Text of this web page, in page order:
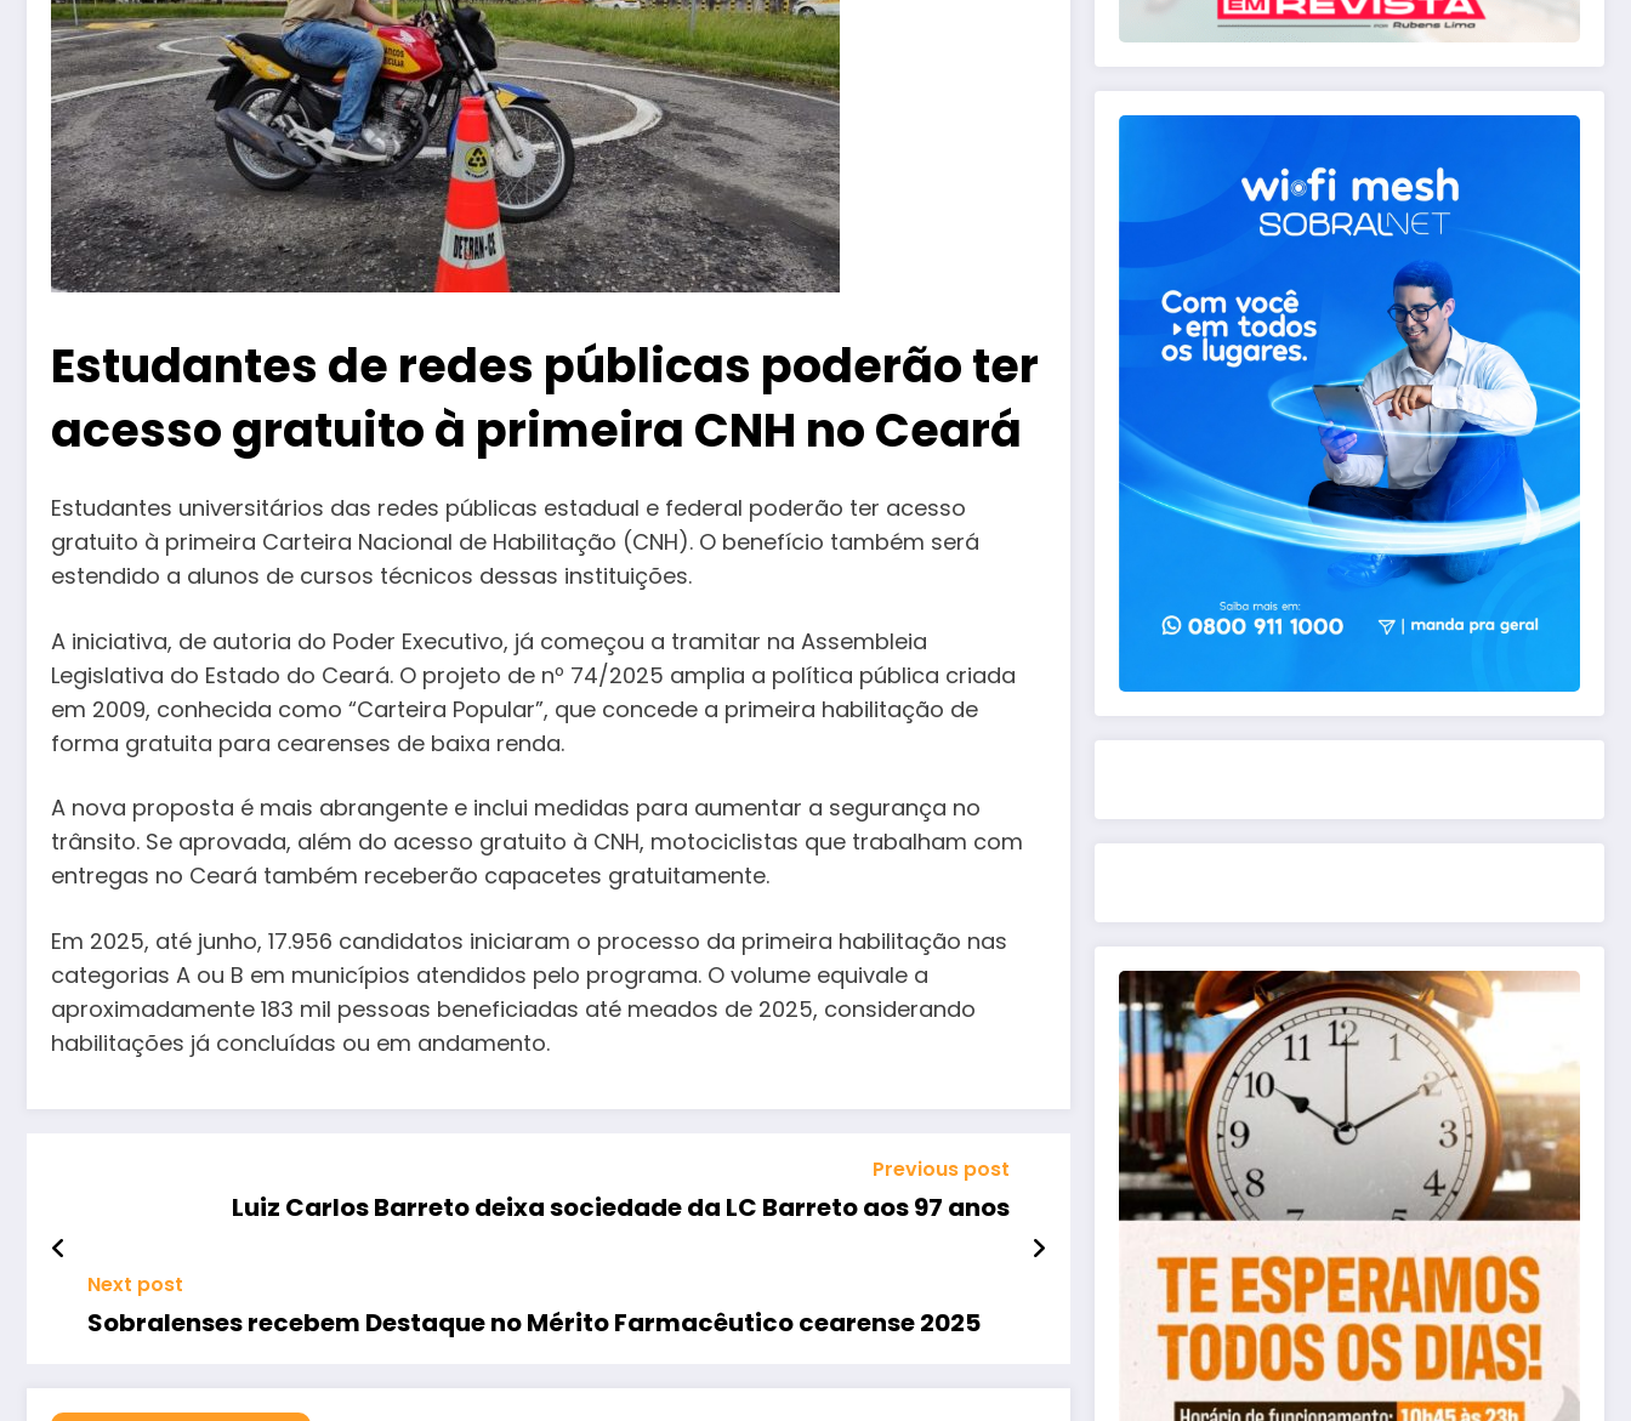
Estudantes de redes públicas poderão ter
acesso gratuito à primeira CNH no Ceará
Estudantes universitários das redes públicas estadual e federal poderão ter acesso
gratuito à primeira Carteira Nacional de Habilitação (CNH). O benefício também será
estendido a alunos de cursos técnicos dessas instituições.
A iniciativa, de autoria do Poder Executivo, já começou a tramitar na Assembleia
Legislativa do Estado do Ceará. O projeto de nº 74/2025 amplia a política pública criada
em 2009, conhecida como “Carteira Popular”, que concede a primeira habilitação de
forma gratuita para cearenses de baixa renda.
A nova proposta é mais abrangente e inclui medidas para aumentar a segurança no
trânsito. Se aprovada, além do acesso gratuito à CNH, motociclistas que trabalham com
entregas no Ceará também receberão capacetes gratuitamente.
Em 2025, até junho, 17.956 candidatos iniciaram o processo da primeira habilitação nas
categorias A ou B em municípios atendidos pelo programa. O volume equivale a
aproximadamente 183 mil pessoas beneficiadas até meados de 2025, considerando
habilitações já concluídas ou em andamento.
Previous post
Luiz Carlos Barreto deixa sociedade da LC Barreto aos 97 anos
Next post
Sobralenses recebem Destaque no Mérito Farmacêutico cearense 2025